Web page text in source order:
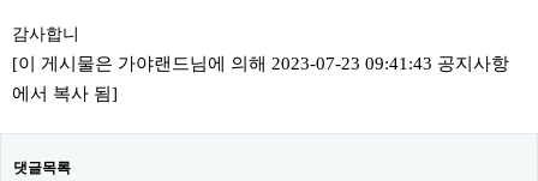
감사합니
[이 게시물은 가야랜드님에 의해 2023-07-23 09:41:43 공지사항
에서 복사 됨]
댓글목록